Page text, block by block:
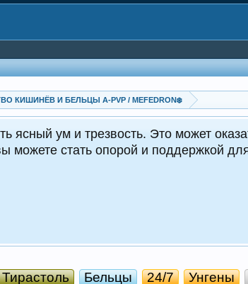
КИШИНЁВ И БЕЛЬЦЫ A-PVP / MEFEDRON❄️
ясный ум и трезвость. Это может
можете стать опорой и поддержкой
Тирастоль Бельцы 24/7 Унгены